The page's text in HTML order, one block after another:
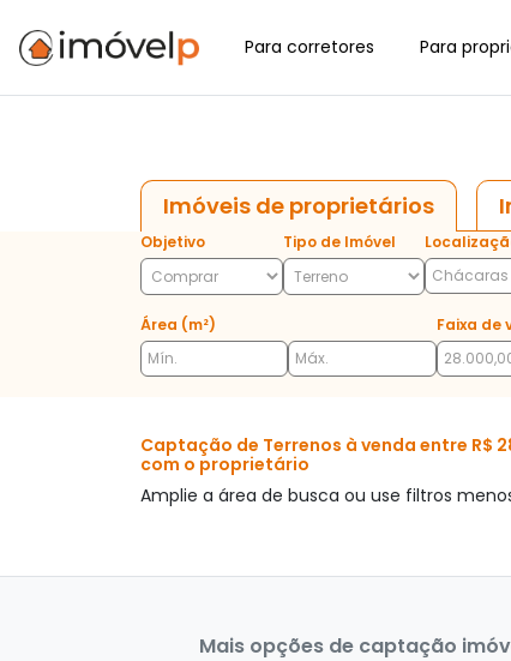
Para corretores Para
Imóveis de proprietários
Objetivo Tipo de Imóvel
Área (m²) Faixa de
Captação de Terrenos à venda entre R$
com o proprietário
Amplie a área de busca ou use filtros
Mais opções de captação